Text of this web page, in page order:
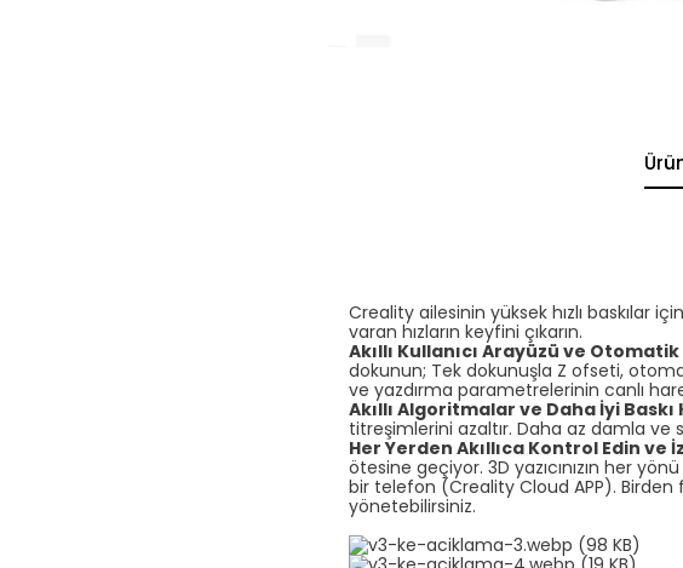
Creality ailesinin yüksek hızlı baskılar
varan hızların keyfini çıkarın.
Akıllı Kullanıcı Arayüzü ve
dokunun; Tek dokunuşla Z ofseti,
ve yazdırma parametrelerinin canlı
Akıllı Algoritmalar ve Daha İyi
titreşimlerini azaltır. Daha az damla ve
Her Yerden Akıllıca Kontrol Edin ve
ötesine geçiyor. 3D yazıcınızın her
bir telefon (Creality Cloud APP). Birden
yönetebilirsiniz.